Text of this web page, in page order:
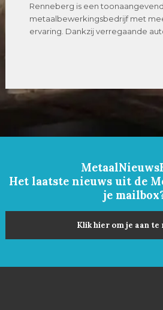
Renneberg is een toonaangevend
metaalbewerkingsbedrijf met
ervaring. Dankzij verregaande
Het laatste nieuws uit de
je
Klik hier om je aan te